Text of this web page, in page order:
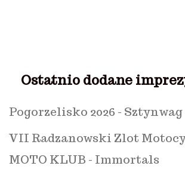
Ostatnio dodane
Pogorzelisko 2026 - Sztynwag
VII Radzanowski Zlot
MOTO KLUB - Immortals